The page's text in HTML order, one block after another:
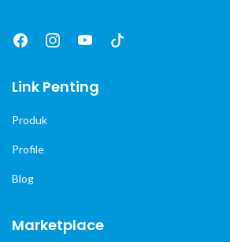
Link Penting
Produk
Profile
Blog
Marketplace